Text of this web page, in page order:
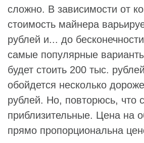
сложно. В зависимости от
стоимость майнера
рублей и... до
самые популярные
будет стоить 200 тыс.
обойдется несколько
рублей. Но, повторюсь, что
приблизительные. Цена на
прямо пропорциональна